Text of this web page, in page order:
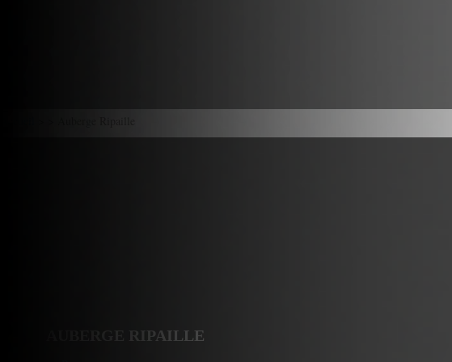
AUBERGE RIPAILLE